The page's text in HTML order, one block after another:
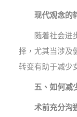
现代观念的
随着社会进步
择，尤其当涉及
转变有助于减少
五、如何减
术前充分沟